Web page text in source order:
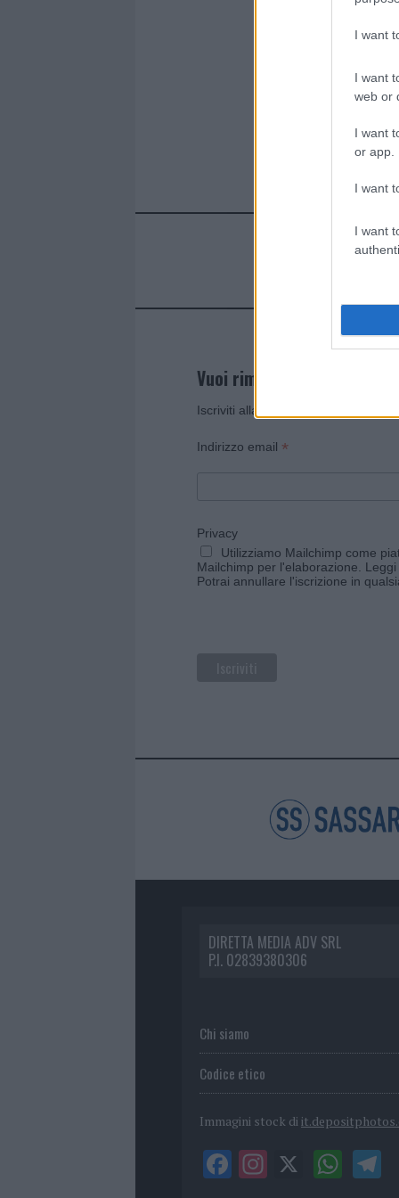
I want
I want
web or
I want
or app.
I want
I want
Vuoi rimanere sempre
Iscriviti alla newsletter di Gallura
Indirizzo email *
Privacy
Utilizziamo Mailchimp come
Mailchimp per l'elaborazione.
Potrai annullare l'iscrizione in
DIRETTA MEDIA ADV SRL
P.I. 02839380306
Chi siamo
Codice etico
Immagini stock di